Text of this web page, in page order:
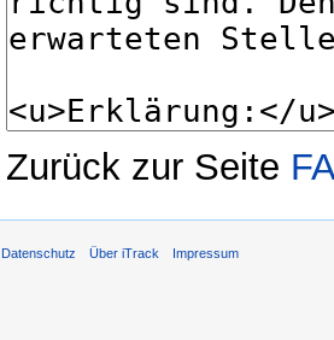
Zurück zur Seite
Datenschutz Über iTrack Impressum